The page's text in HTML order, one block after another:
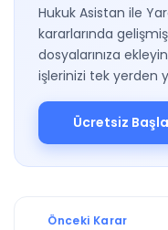
Hukuk Asistan ile
kararlarında
dosyalarınıza
işlerinizi tek yerden
Ücretsiz
Önceki Karar